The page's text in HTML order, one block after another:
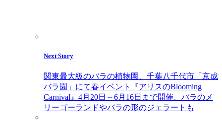
Next Story
関東最大級のバラの植物園、千葉八千代市「京成
バラ園」にて春イベント『アリスのBlooming
Carnival』4月20日～6月16日まで開催、バラのメ
リーゴーランドやバラの形のジェラートも